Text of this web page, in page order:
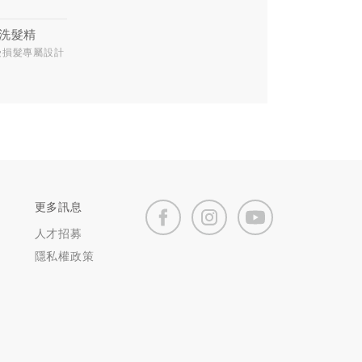
髮精
髮專屬設計
更多訊息
人才招募
隱私權政策